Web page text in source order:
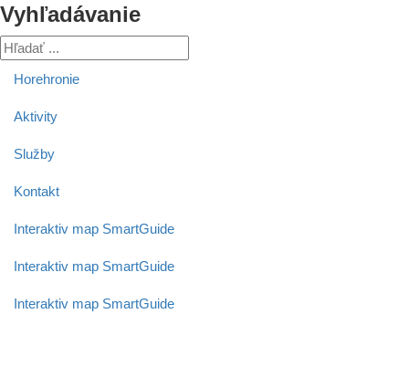
Vyhľadávanie
Horehronie
Aktivity
Služby
Kontakt
Interaktiv map SmartGuide
Interaktiv map SmartGuide
Interaktiv map SmartGuide